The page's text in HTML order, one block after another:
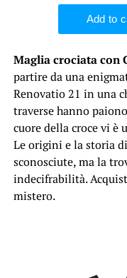
Maglia crociata con
partire da una
Renovatio 21 in una
traverse hanno
cuore della croce vi è
Le origini e la storia
sconosciute, ma la
indecifrabilità.
mistero.